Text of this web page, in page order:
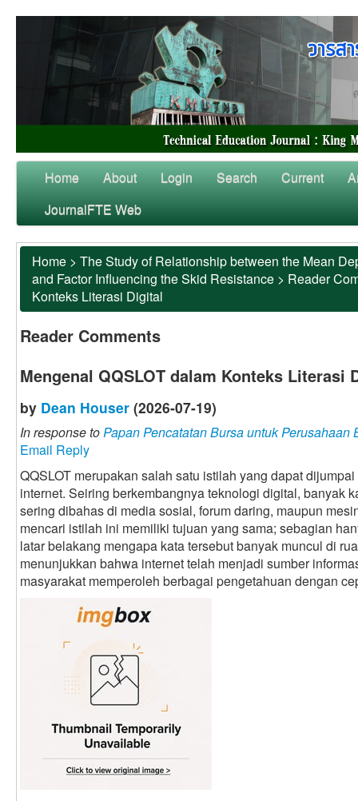
Home About Login Search Current
JournalFTE Web
Home > The Study of Relationship between the Mean
and Factor Influencing the Skid Resistance > Reader
Konteks Literasi Digital
Reader Comments
Mengenal QQSLOT dalam Konteks Literasi
by Dean Houser (2026-07-19)
In response toPapan Pencatatan Bursa untuk Perusahaan
Email Reply
QQSLOT merupakan salah satu istilah yang dapat
internet. Seiring berkembangnya teknologi digital, banyak
sering dibahas di media sosial, forum daring, maupun
mencari istilah ini memiliki tujuan yang sama; sebagian
latar belakang mengapa kata tersebut banyak muncul di
menunjukkan bahwa internet telah menjadi sumber
masyarakat memperoleh berbagai pengetahuan dengan